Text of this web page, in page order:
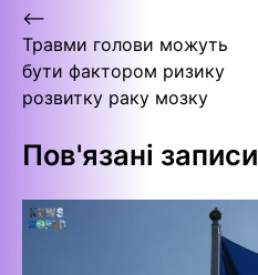
Навігація
записів
⟵
Травми голови можуть
бути фактором ризику
розвитку раку мозку
Пов'язані записи